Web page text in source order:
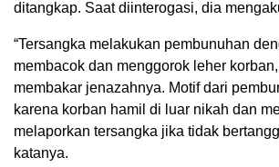
ditangkap. Saat diinterogasi, dia
“Tersangka melakukan pembunuhan
membacok dan menggorok leher
membakar jenazahnya. Motif dari
karena korban hamil di luar nikah dan
melaporkan tersangka jika tidak
katanya.